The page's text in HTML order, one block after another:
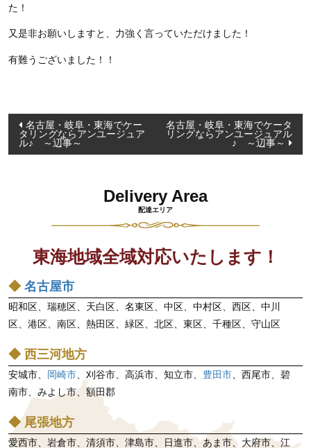
た！
又是非お願いしますと、力強く言っていただけました！
有難うございました！！
投
稿
ナ
ン
名古屋・岐阜・東海でケー
タリングならアンユージュア
ル♪ ～辺事～
名古屋・岐阜・東海でケータ
リングならアンユージュアル
♪ ～辺事～
Delivery Area
配達エリア
東海地域全域対応いたします！
◆ 名古屋市
昭和区、瑞穂区、天白区、名東区、中区、中村区、西区、中川
区、港区、南区、熱田区、緑区、北区、東区、千種区、守山区
◆ 西三河地方
安城市、 岡崎市、刈谷市、高浜市、知立市、 豊田市、西尾市、碧
南市、みよし市、額田郡
◆ 尾張地方
愛西市、岩倉市、清須市、津島市、日進市、あま市、大府市、江